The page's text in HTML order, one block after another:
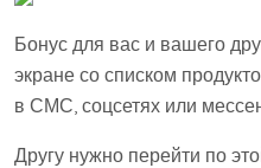
Бонус для вас и вашего
экране со списком
в СМС, соцсетях или
Другу нужно перейти по